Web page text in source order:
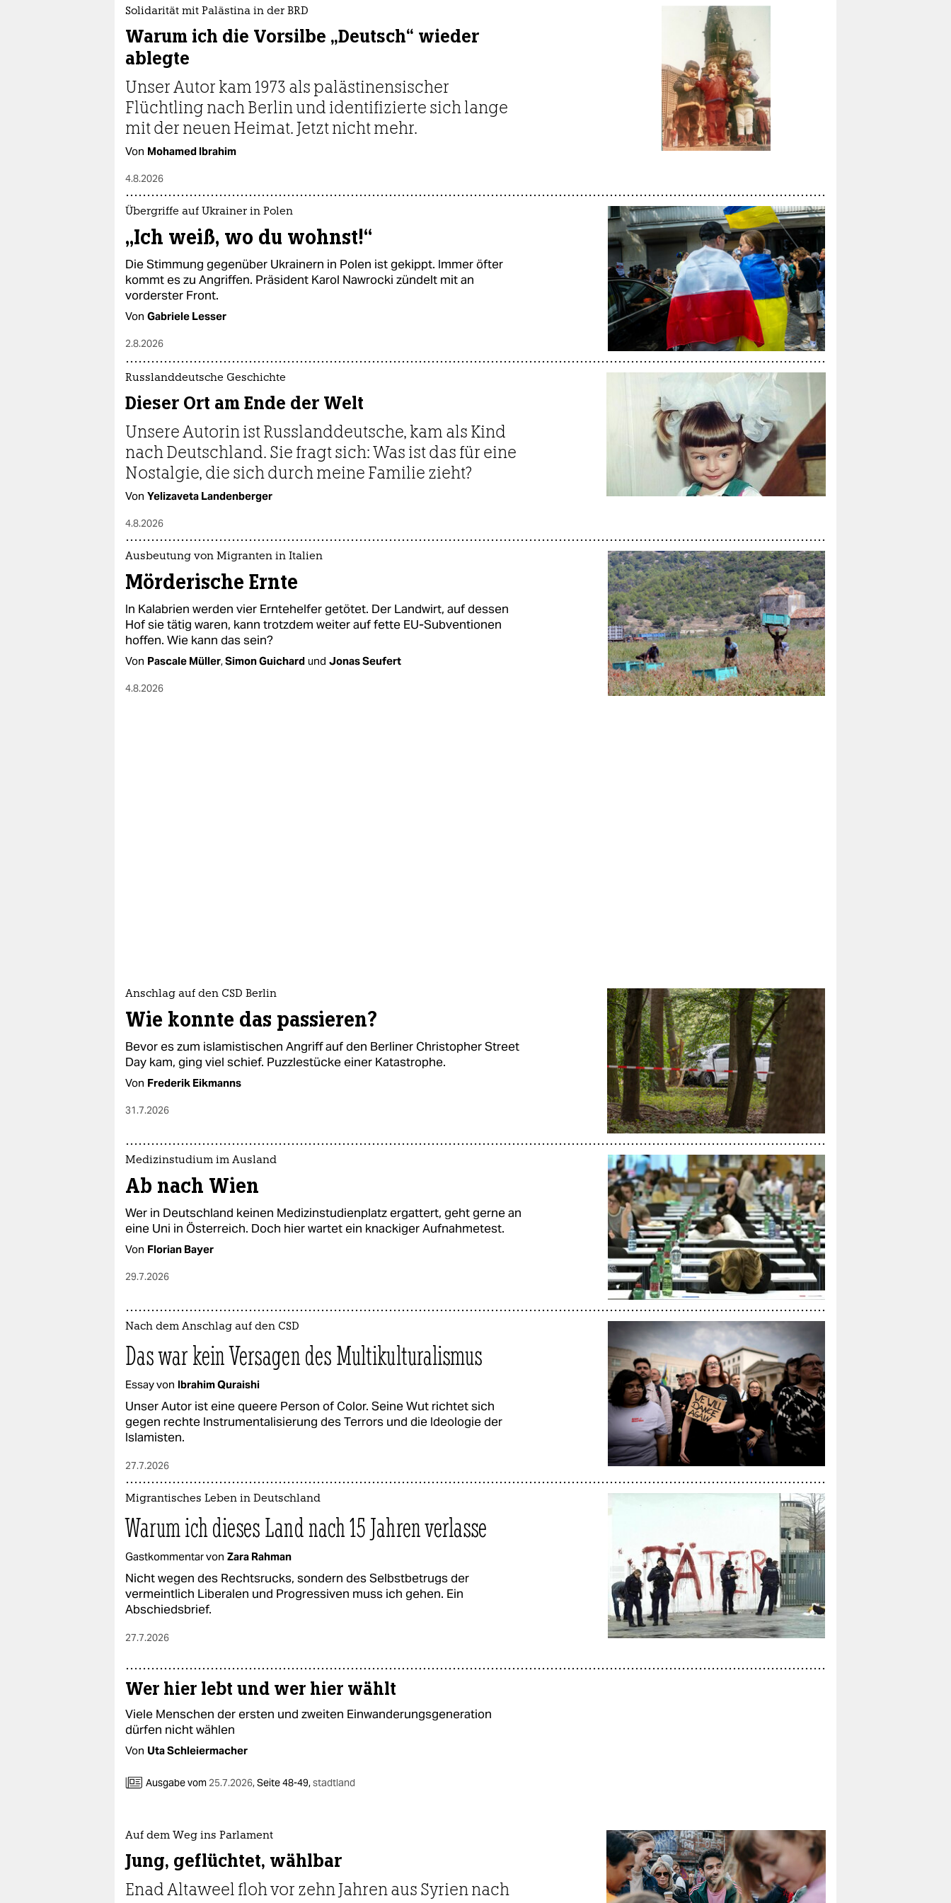
epaper login
Solidarität mit Palästina in der BRD
Warum ich die Vorsilbe „Deutsch“ wieder
ablegte
Unser Autor kam 1973 als palästinensischer
Flüchtling nach Berlin und identifizierte sich lange
mit der neuen Heimat. Jetzt nicht mehr.
Von Mohamed Ibrahim
4.8.2026
Übergriffe auf Ukrainer in Polen
„Ich weiß, wo du wohnst!“
Die Stimmung gegenüber Ukrainern in Polen ist gekippt. Immer öfter
kommt es zu Angriffen. Präsident Karol Nawrocki zündelt mit an
vorderster Front.
Von Gabriele Lesser
2.8.2026
Russlanddeutsche Geschichte
Dieser Ort am Ende der Welt
Unsere Autorin ist Russlanddeutsche, kam als Kind
nach Deutschland. Sie fragt sich: Was ist das für eine
Nostalgie, die sich durch meine Familie zieht?
Von Yelizaveta Landenberger
4.8.2026
Ausbeutung von Mi­gran­ten in Italien
Mörderische Ernte
In Kalabrien werden vier Erntehelfer getötet. Der Landwirt, auf dessen
Hof sie tätig waren, kann trotzdem weiter auf fette EU-Subventionen
hoffen. Wie kann das sein?
Von Pascale Müller,Simon Guichard und Jonas Seufert
4.8.2026
Anschlag auf den CSD Berlin
Wie konnte das passieren?
Bevor es zum islamistischen Angriff auf den Berliner Christopher Street
Day kam, ging viel schief. Puzzlestücke einer Katastrophe.
Von Frederik Eikmanns
31.7.2026
Medizinstudium im Ausland
Ab nach Wien
Wer in Deutschland keinen Medizinstudienplatz ergattert, geht gerne an
eine Uni in Österreich. Doch hier wartet ein knackiger Aufnahmetest.
Von Florian Bayer
29.7.2026
Nach dem Anschlag auf den CSD
Das war kein Versagen des Multikulturalismus
Essay von Ibrahim Quraishi
Unser Autor ist eine queere Person of Color. Seine Wut richtet sich
gegen rechte Instrumentalisierung des Terrors und die Ideologie der
Islamisten.
27.7.2026
Migrantisches Leben in Deutschland
Warum ich dieses Land nach 15 Jahren verlasse
Gastkommentar von Zara Rahman
Nicht wegen des Rechtsrucks, sondern des Selbstbetrugs der
vermeintlich Liberalen und Progressiven muss ich gehen. Ein
Abschiedsbrief.
27.7.2026
Wer hier lebt und wer hier wählt
Viele Menschen der ersten und zweiten Einwanderungsgeneration
dürfen nicht wählen
Von Uta Schleiermacher
Ausgabe vom 25.7.2026,Seite 48-49,stadtland
Auf dem Weg ins Parlament
Jung, geflüchtet, wählbar
Enad Altaweel floh vor zehn Jahren aus Syrien nach